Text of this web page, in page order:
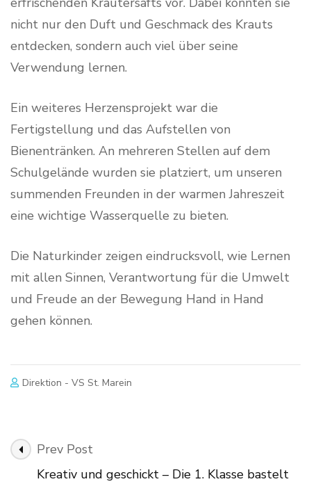
nicht nur den Duft und Geschmack des Krauts
entdecken, sondern auch viel über seine
Verwendung lernen.
Ein weiteres Herzensprojekt war die
Fertigstellung und das Aufstellen von
Bienentränken. An mehreren Stellen auf dem
Schulgelände wurden sie platziert, um unseren
summenden Freunden in der warmen Jahreszeit
eine wichtige Wasserquelle zu bieten.
Die Naturkinder zeigen eindrucksvoll, wie Lernen
mit allen Sinnen, Verantwortung für die Umwelt
und Freude an der Bewegung Hand in Hand
gehen können.
Direktion - VS St. Marein
Post
Navigation
Prev Post
Kreativ und geschickt – Die 1. Klasse bastelt